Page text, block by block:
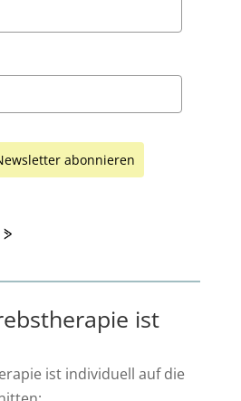
abonnieren
ist
ist individuell auf die